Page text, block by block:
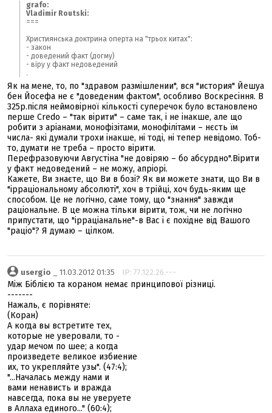
grafo:
Vladimir Routski:
===
Християнська доктрина оперта на "трьох китах":
- закон
- доведений факт (догму)
- віру у факт недоведений
.
Як на мене, то, по "здравом размішлении", вся "история" Йешуа
бен Йосефа не є "доведеним фактом", особливо Воскресіння. В
325р.після неймовірної кількості суперечок було встановлено
перше Credo – "так вірити" – саме так, і не інакше, але що
робити з аріанами, монофізітами, монофілітами – нєсть їм
числа- які думали трохи інакше, ні тоді, ні тепер невідомо. Тоб-
то, думати не треба – просто вірити.
Перефразовуючи Августіна "не довіряю – бо абсурдно".Вірити
у факт недоведений – не можу, апріорі.
Кажете, Ви знаєте, що Ви в бозі? Як ви можете знати, що Ви в
"ірраціональному абсолюті", хоч в трійці, хоч будь-яким ще
способом. Це не логічно, саме тому, що "знання" завжди
раціональне. В це можна тільки вірити, тож, чи не логічно
припустати, що "ірраціанальне"-в Вас і є похідне від Вашого
"раціо"? Я думаю – цілком.
usergio _ 11.03.2012 01:35 IP: 77.122.26.---
Між Біблією та кораном немає принципової різниці.
-------
Нажаль, є порівняте:
(Коран)
А когда вы встретите тех,
которые не уверовали, то -
удар мечом по шее; а когда
произведете великое избиение
их, то укрепляйте узы". (47:4);
"...Началась между нами и
вами ненависть и вражда
навсегда, пока вы не уверуете
в Аллаха единого..." (60:4);